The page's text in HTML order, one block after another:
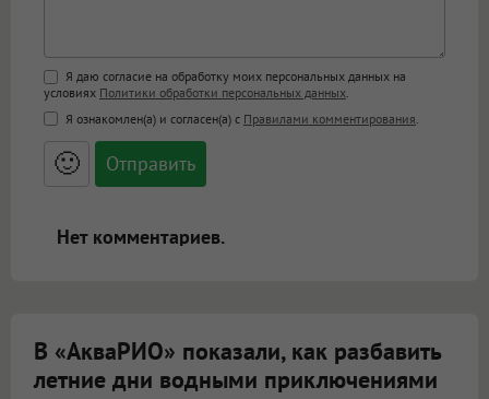
Поддержка HTML
<b>, <strong>, <u>, <i>, <em>, <s>, <big>,
<small>, <sup>, <sub>, <pre>, <ul>, <ol>, <li>,
<blockquote>, <code> экранирует HTML,
адреса URL автоматически становятся
ссылками, и [img]адрес[/img] будет
Я даю согласие на обработку моих персональных данных на
условиях Политики обработки персональных данных
Я ознакомлен(а) и согласен(а) с Правилами комментирования
🙂
Нет комментариев.
В «АкваРИО» показали, как разбавить
летние дни водными приключениями